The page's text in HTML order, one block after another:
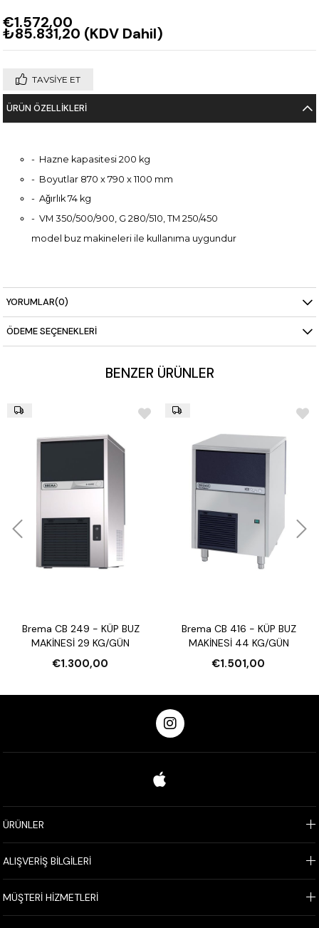
€1.572,00
₺85.831,20 (KDV Dahil)
TAVSIYE ET
ÜRÜN ÖZELLIKLERI
- Hazne kapasitesi 200 kg
- Boyutlar 870 x 790 x 1100 mm
- Ağırlık 74 kg
- VM 350/500/900, G 280/510, TM 250/450
model buz makineleri ile kullanıma uygundur
YORUMLAR(0)
ÖDEME SEÇENEKLERI
BENZER ÜRÜNLER
Brema CB 249 - KÜP BUZ
MAKİNESİ 29 KG/GÜN
€1.300,00
Brema CB 416 - KÜP BUZ
MAKİNESİ 44 KG/GÜN
€1.501,00
ÜRÜNLER
ALIŞVERİŞ BİLGİLERİ
MÜŞTERİ HİZMETLERİ